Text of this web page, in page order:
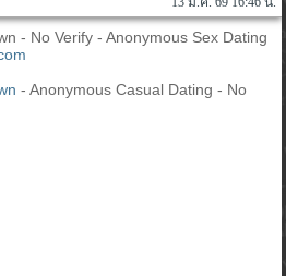
- No Verify - Anonymous Sex Dating
- Anonymous Casual Dating - No